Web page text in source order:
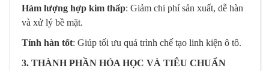
Hàm lượng hợp kim thấp: Giảm chi phí sản xuất, dễ hàn
và xử lý bề mặt.
Tính hàn tốt: Giúp tối ưu quá trình chế tạo linh kiện ô tô.
3. THÀNH PHẦN HÓA HỌC VÀ TIÊU CHUẨN